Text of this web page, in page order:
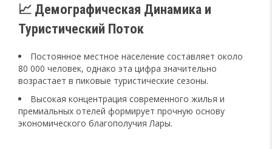
📈 Демографическая Динамика и
Туристический Поток
Постоянное местное население составляет около
80 000 человек, однако эта цифра значительно
возрастает в пиковые туристические сезоны.
Высокая концентрация современного жилья и
премиальных отелей формирует прочную основу
экономического благополучия Лары.